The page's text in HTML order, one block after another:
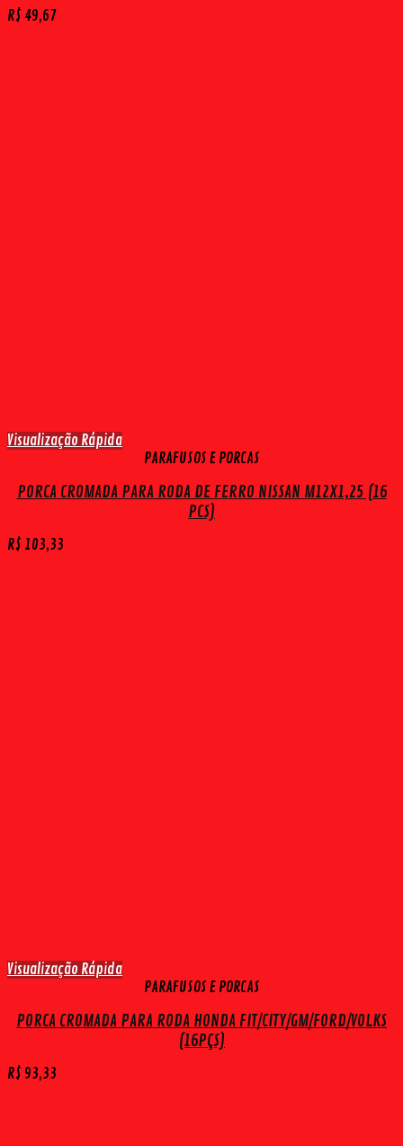
R$ 49,67
Visualização Rápida
PARAFUSOS E PORCAS
PORCA CROMADA PARA RODA DE FERRO NISSAN M12X1,25 (16
PCS)
R$ 103,33
Visualização Rápida
PARAFUSOS E PORCAS
PORCA CROMADA PARA RODA HONDA FIT/CITY/GM/FORD/VOLKS
(16PÇS)
R$ 93,33